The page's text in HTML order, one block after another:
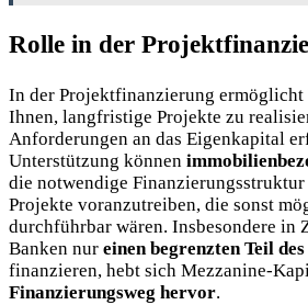
Rolle in der
In der Projektfinanzierung
Ihnen, langfristige Projekte zu
Anforderungen an das Eigenkapital
Unterstützung können
die notwendige Finanzierungsstruktur
Projekte voranzutreiben, die sonst
durchführbar wären. Insbesondere in
Banken nur einen begrenzten Teil
finanzieren, hebt sich Mezzanine-
Finanzierungsweg hervor.